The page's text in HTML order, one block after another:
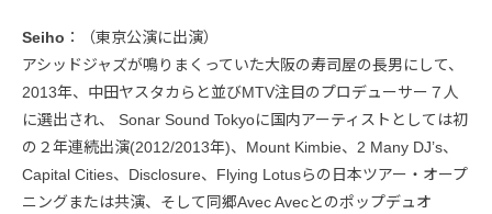
Seiho ：（東京公演に出演）
アシッドジャズが鳴りまくっていた大阪の寿司屋の長男にして、
2013年、中田ヤスタカらと並びMTV注目のプロデューサー７人
に選出され、 Sonar Sound Tokyoに国内アーティストとしては初
の２年連続出演(2012/2013年)、Mount Kimbie、2 Many DJ’s、
Capital Cities、Disclosure、Flying Lotusらの日本ツアー・オープ
ニングまたは共演、そして同郷Avec Avecとのポップデュオ